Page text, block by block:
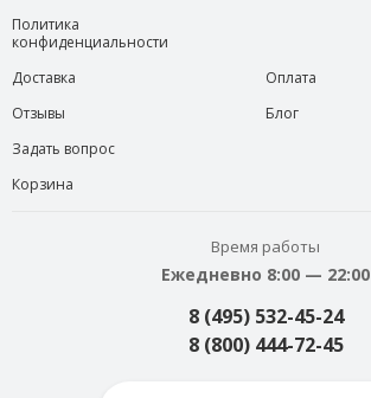
Политика
конфиденциальности
Доставка
Отзывы
Задать вопрос
Корзина
Оплата
Блог
Время работы
Ежедневно 8:00 — 22:00
8 (495) 532-45-24
8 (800) 444-72-45